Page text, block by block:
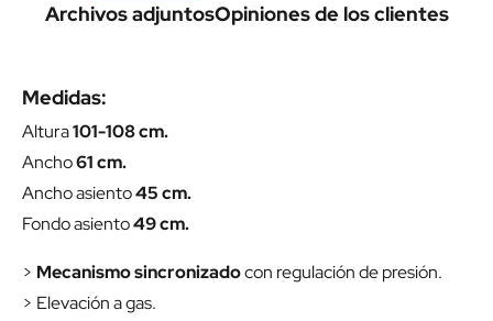
Archivos adjuntosOpiniones de los clientes
Medidas:
Altura101-108 cm.
Ancho61 cm.
Ancho asiento45 cm.
Fondo asiento49 cm.
> Mecanismo sincronizadocon regulación de presión.
> Elevación a gas.